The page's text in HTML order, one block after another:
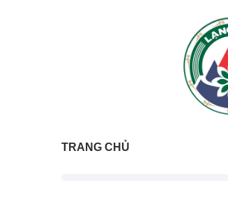
TRANG CHỦ